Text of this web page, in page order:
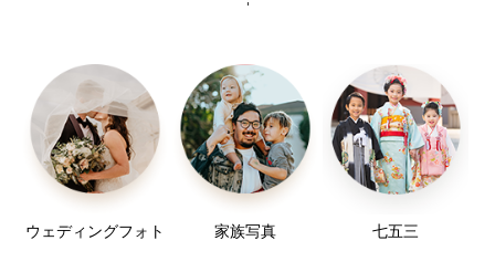
ウェディングフォト 家族写真 七五三